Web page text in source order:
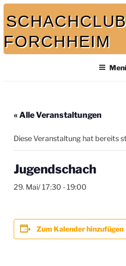
Zum
Inhalt
springen
SCHACHCLUB
FORCHHEIM
« Alle Veranstaltungen
Diese Veranstaltung hat bereits
Jugendschach
29. Mai/ 17:30 -19:00
Zum Kalender hinzufügen